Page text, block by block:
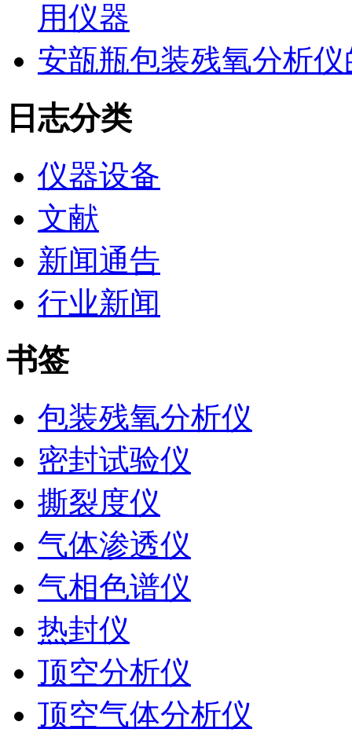
用仪器
安瓿瓶包装残氧分析
日志分类
仪器设备
文献
新闻通告
行业新闻
书签
包装残氧分析仪
密封试验仪
撕裂度仪
气体渗透仪
气相色谱仪
热封仪
顶空分析仪
顶空气体分析仪